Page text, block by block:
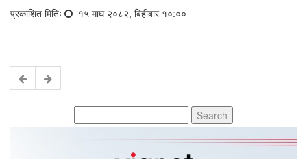
प्रकाशित मितिः १५ माघ २०८२, बिहीबार १०:००
for: